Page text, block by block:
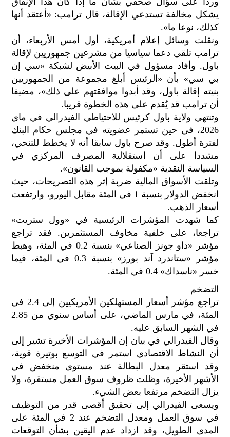
يشكل مخالفة تستدعي الإقالة، قال ترامب: «أعتقد أنها
كذلك، نوعا ما».
ونقلت وسائل إعلام أمريكية، أول أمس الأربعاء، أن
ترامب تلقى دعما سياسيا من مشرعين جمهوريين لإقالة
باول. وأفاد مسؤول في البيت الأبيض لشبكة «سي إن
بي سي» بأن «الرئيس أبلغ مجموعة من الجمهوريين
بنيته إقالة باول، وقد أبدوا موافقتهم على ذلك»، مضيفا
أن ترامب قد يُقدم على هذه الخطوة قريبا.
وتنتهي ولاية باول كرئيس للاحتياطي الفيدرالي في ماي
2026، في حين تستمر عضويته في مجلس حكام البنك
لفترة أطول. وقد صرح باول سابقا أنه لا يخطط للتنحي،
مشددا على أن استقلالية المصرف المركزي في
السياسة النقدية «مكفولة بموجب القانون».
وتلقت الأسواق المالية ضربة إثر هذه التصريحات، حيث
انخفض الدولار بنسبة 1 في المئة مقابل اليورو، وارتفعت
أسعار الذهب.
كما شهدت المؤشرات الرئيسية في «وول ستريت»
تراجعا، على خلفية مخاوف المستثمرين. فقد تراجع
مؤشر «داو جونز الصناعي» بنسبة 0.2 في المئة، وهبط
مؤشر «ستاندرد آند بورز» بنسبة 0.3 في المئة، فيما
خسر «ناسداك» 0.4 في المئة.
التضخم
تراجع مؤشر أسعار المستهلكين الأمريكيين إلى 2.4 في
المئة، في مارس الماضي، على أساس سنوي من 2.85
في الشهر السابق عليه.
وقال الفيدرالي في بيان إن المؤشرات الأخيرة تشير إلى
أن النشاط الاقتصادي استمر في التوسع بوتيرة قوية،
وقد استقر معدل البطالة عند مستوى منخفض في
الأشهر الأخيرة، وظلت ظروف سوق العمل مستقرة، ولا
يزال التضخم مرتفعا بعض الشيء.
ويسعى الفيدرالي إلى تحقيق أقصى قدر من التوظيف
في سوق العمل ومعدل التضخم عند 2 في المئة على
المدى الطويل، وقد ازداد عدم اليقين بشأن التوقعات